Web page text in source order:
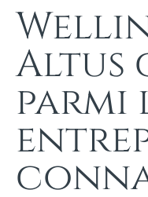
Altus
parmi